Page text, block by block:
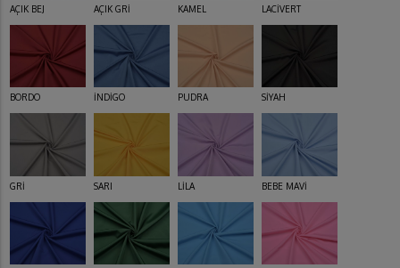
AÇIK BEJ AÇIK GRİ KAMEL LACİVERT
BORDO İNDİGO PUDRA SİYAH
GRİ SARI LİLA BEBE MAVİ